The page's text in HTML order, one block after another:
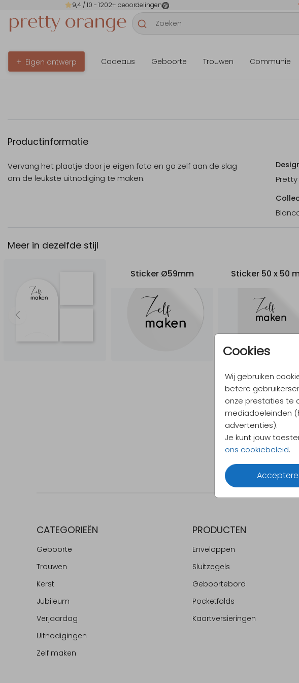
9,4/ 10 - 1202+ beoordelingen
Eigen ontwerp Cadeaus Geboorte Trouwen Communie
Cookies
Wij gebruiken
betere
onze prestaties te
mediadoeleinden
advertenties).
Je kunt jouw
ons cookiebeleid.
Productinformatie
Vervang het plaatje door je eigen foto en ga zelf aan de slag
om de leukste uitnodiging te maken.
Meer in dezelfde stijl
Sticker Ø59mm Sticker 50 x 50
CATEGORIEËN
Geboorte
Trouwen
Kerst
Jubileum
Verjaardag
Uitnodigingen
Zelf maken
PRODUCTEN
Enveloppen
Sluitzegels
Geboortebord
Pocketfolds
Kaartversieringen